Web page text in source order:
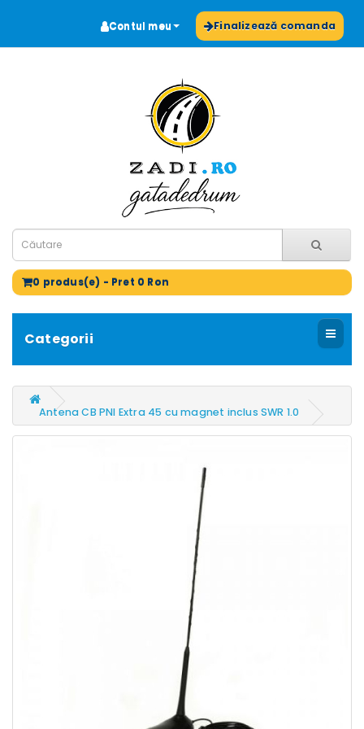
Contul meu Finalizează comanda
0 produs(e) - Pret 0 Ron
Categorii
Antena CB PNI Extra 45 cu magnet inclus SWR 1.0